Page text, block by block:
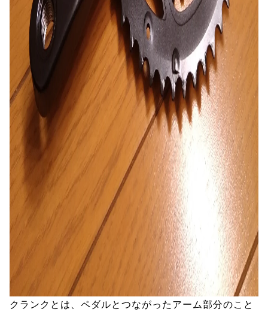
クランクとは、ペダルとつながったアーム部分のこと